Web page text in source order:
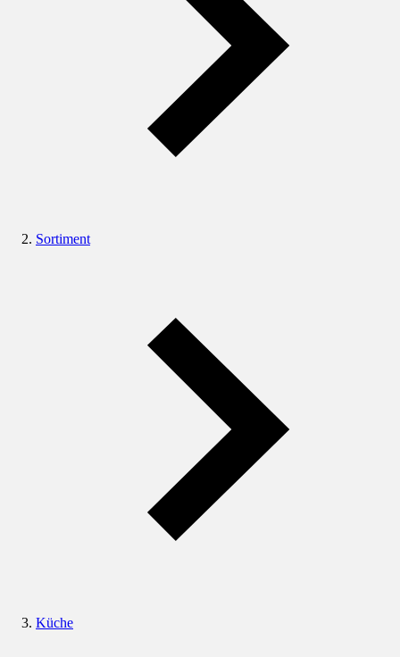
Sortiment
Küche